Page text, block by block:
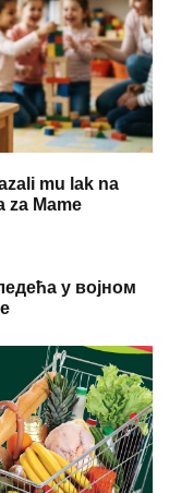
mu lak na
za Mame
у војном